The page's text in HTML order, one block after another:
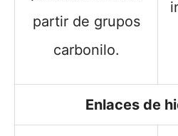
partir de grupos
carbonilo.
Enlaces de